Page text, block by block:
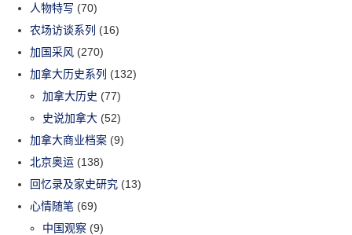
人物特写 (70)
农场访谈系列 (16)
加国采风 (270)
加拿大历史系列 (132)
加拿大历史 (77)
史说加拿大 (52)
加拿大商业档案 (9)
北京奥运 (138)
回忆录及家史研究 (13)
心情随笔 (69)
中国观察 (9)